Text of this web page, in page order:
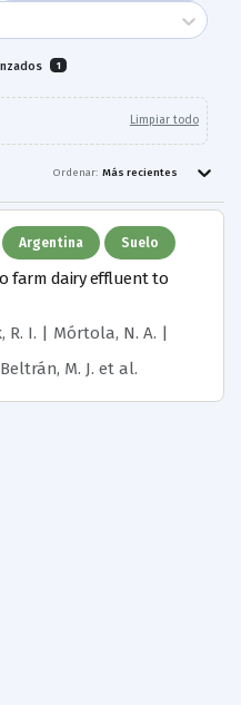
1
Limpiar todo
Ordenar: Más recientes
Argentina Suelo
farm dairy effluent to
R. I. | Mórtola, N. A. |
M. J. et al.